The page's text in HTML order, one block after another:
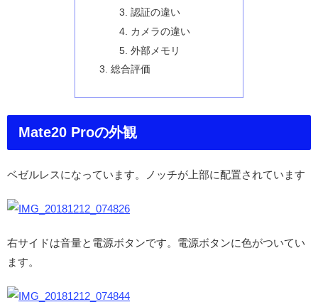
認証の違い
カメラの違い
外部メモリ
総合評価
Mate20 Proの外観
ベゼルレスになっています。ノッチが上部に配置されています
右サイドは音量と電源ボタンです。電源ボタンに色がついてい
ます。